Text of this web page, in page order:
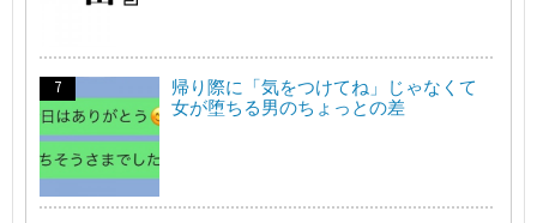
帰り際に「気をつけてね」じゃなくて
女が堕ちる男のちょっとの差